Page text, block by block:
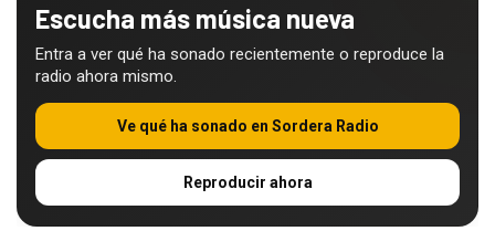
Escucha más música nueva
Entra a ver qué ha sonado recientemente o reproduce la
radio ahora mismo.
Ve qué ha sonado en Sordera Radio
Reproducir ahora